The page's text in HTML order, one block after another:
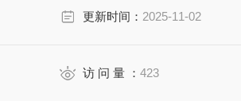
更新时间： 2025-11-02
访 问 量 ：423